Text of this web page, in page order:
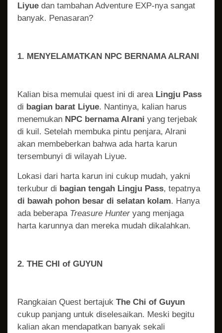
Liyue dan tambahan Adventure EXP-nya sangat
banyak. Penasaran?
1. MENYELAMATKAN NPC BERNAMA ALRANI
Kalian bisa memulai quest ini di area Lingju Pass
di bagian barat Liyue. Nantinya, kalian harus
menemukan NPC bernama Alrani yang terjebak
di kuil. Setelah membuka pintu penjara, Alrani
akan membeberkan bahwa ada harta karun
tersembunyi di wilayah Liyue.
Lokasi dari harta karun ini cukup mudah, yakni
terkubur di bagian tengah Lingju Pass, tepatnya
di bawah pohon besar di selatan kolam. Hanya
ada beberapa Treasure Hunter yang menjaga
harta karunnya dan mereka mudah dikalahkan.
2. THE CHI of GUYUN
Rangkaian Quest bertajuk The Chi of Guyun
cukup panjang untuk diselesaikan. Meski begitu
kalian akan mendapatkan banyak sekali